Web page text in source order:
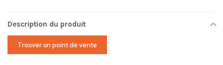
Description du produit
Trouver un point de vente